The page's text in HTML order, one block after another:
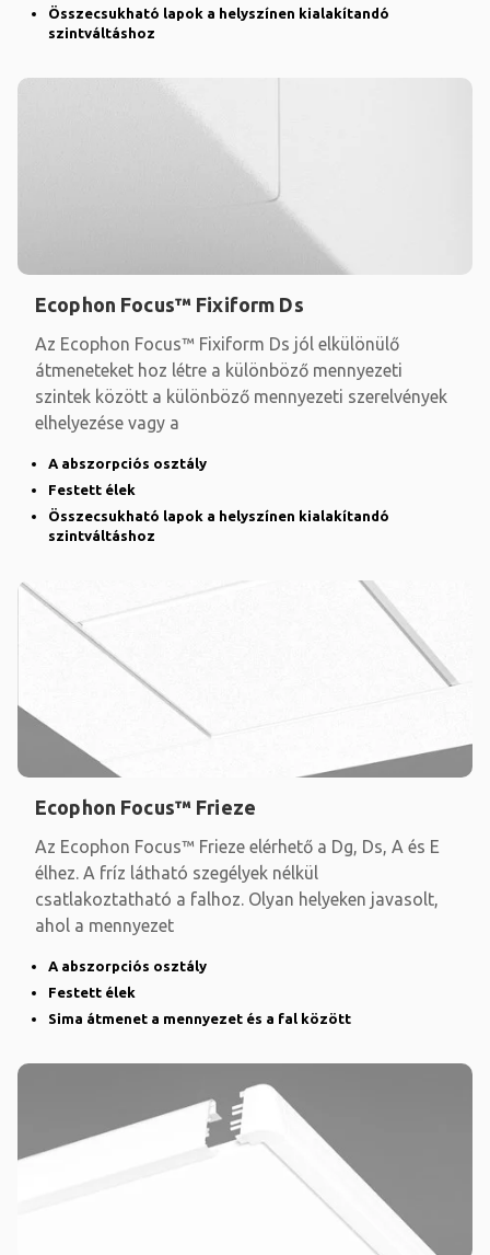
Összecsukható lapok a helyszínen kialakítandó
szintváltáshoz
Ecophon Focus™ Fixiform Ds
Az Ecophon Focus™ Fixiform Ds jól elkülönülő
átmeneteket hoz létre a különböző mennyezeti
szintek között a különböző mennyezeti szerelvények
elhelyezése vagy a
A abszorpciós osztály
Festett élek
Összecsukható lapok a helyszínen kialakítandó
szintváltáshoz
Ecophon Focus™ Frieze
Az Ecophon Focus™ Frieze elérhető a Dg, Ds, A és E
élhez. A fríz látható szegélyek nélkül
csatlakoztatható a falhoz. Olyan helyeken javasolt,
ahol a mennyezet
A abszorpciós osztály
Festett élek
Sima átmenet a mennyezet és a fal között